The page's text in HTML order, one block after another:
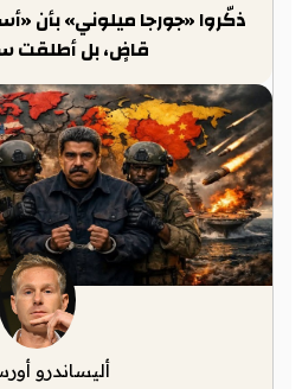
ذكّروا «جورجا ميلوني» بأن
قاضٍ، بل أطلقت
أليساندرو